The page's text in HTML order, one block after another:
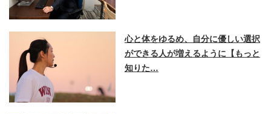
心と体をゆるめ、自分に優しい選択
ができる人が増えるように【もっと
知りた…